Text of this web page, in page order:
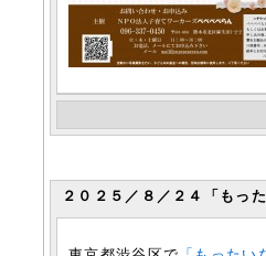
２０２５／８／２４「もっ